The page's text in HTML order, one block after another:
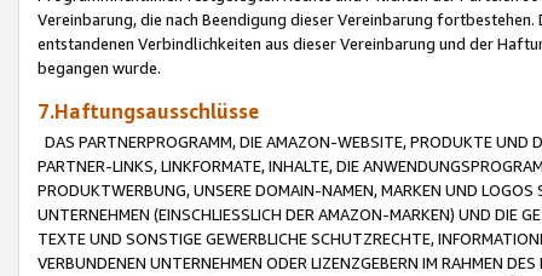
Vereinbarung, die nach Beendigung dieser Vereinbarung
entstandenen Verbindlichkeiten aus dieser Vereinbarung und der
begangen wurde.
7.Haftungsausschlüsse
DAS PARTNERPROGRAMM, DIE AMAZON-WEBSITE, PRODUKTE UND
PARTNER-LINKS, LINKFORMATE, INHALTE, DIE
PRODUKTWERBUNG, UNSERE DOMAIN-NAMEN, MARKEN UND
UNTERNEHMEN (EINSCHLIESSLICH DER AMAZON-MARKEN) UND DIE
TEXTE UND SONSTIGE GEWERBLICHE SCHUTZRECHTE,
VERBUNDENEN UNTERNEHMEN ODER LIZENZGEBERN IM RAHMEN